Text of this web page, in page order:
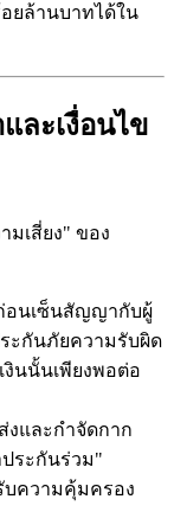
ยล้านบาทได้ใน
ละเงื่อนไข
มเสี่ยง" ของ
อนเซ็นสัญญากับผู้
ะกันภัยความรับผิด
งินนั้นเพียงพอต่อ
และกำจัดกาก
ระกันร่วม"
บความคุ้มครอง